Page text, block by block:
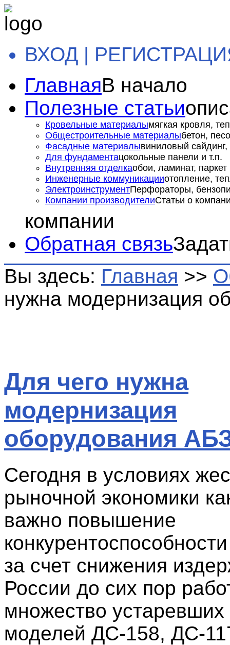
ВХОД |
ГлавнаяВ начало
Полезные статьи
Кровельные материалымягкая кровля,
Общестроительные материалыбетон,
Фасадные материалывиниловый сайдинг,
Для фундаментацокольные панели и т.п.
Внутренняя отделкаобои, ламинат, паркет
Инженерные коммуникацииотопление,
ЭлектроинструментПерфораторы,
Компании производителиСтатьи о
компании
Обратная связь
Вы здесь: Главная >>
нужна модернизация
Для чего нужна
модернизация
оборудования
Сегодня в условиях
рыночной экономики
важно повышение
за счет снижения
России до сих пор
множество
моделей ДС-158, ДС-